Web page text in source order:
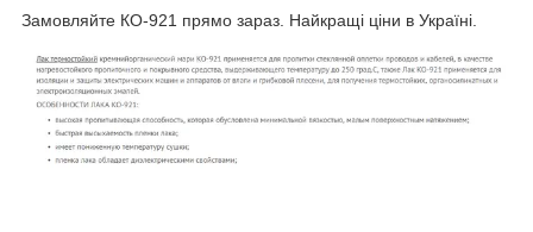
Замовляйте КО-921 прямо зараз. Найкращі ціни в Україні.